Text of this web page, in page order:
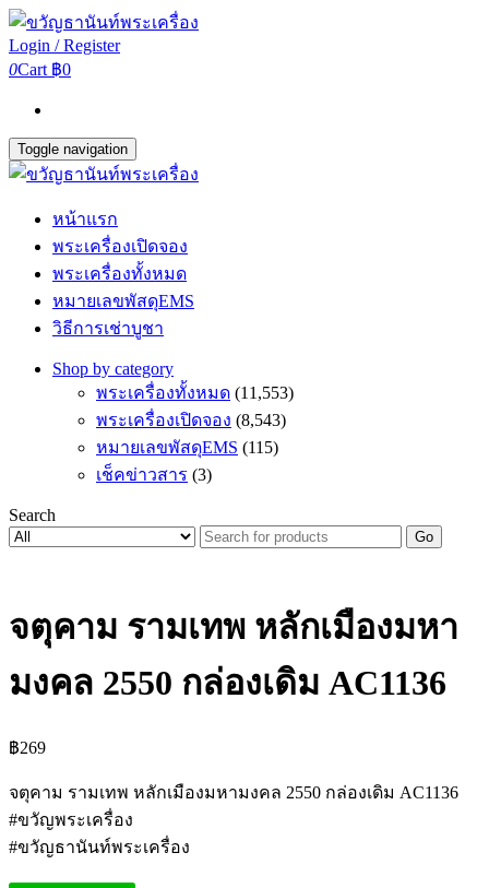
Login / Register
0Cart ฿0
Toggle navigation
หน้าแรก
พระเครื่องเปิดจอง
พระเครื่องทั้งหมด
หมายเลขพัสดุEMS
วิธีการเช่าบูชา
Shop by category
พระเครื่องทั้งหมด (11,553)
พระเครื่องเปิดจอง (8,543)
หมายเลขพัสดุEMS (115)
เช็คข่าวสาร (3)
Search
Go
จตุคาม รามเทพ หลักเมืองมหา
มงคล 2550 กล่องเดิม AC1136
฿269
จตุคาม รามเทพ หลักเมืองมหามงคล 2550 กล่องเดิม AC1136
#ขวัญพระเครื่อง
#ขวัญธานันท์พระเครื่อง